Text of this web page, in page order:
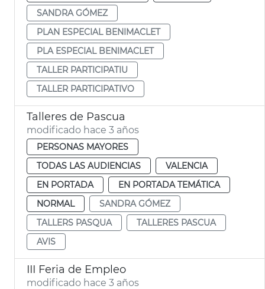
SANDRA GÓMEZ
PLAN ESPECIAL BENIMACLET
PLA ESPECIAL BENIMACLET
TALLER PARTICIPATIU
TALLER PARTICIPATIVO
Talleres de Pascua
modificado hace 3 años
PERSONAS MAYORES
TODAS LAS AUDIENCIAS
VALENCIA
EN PORTADA
EN PORTADA TEMÁTICA
NORMAL
SANDRA GÓMEZ
TALLERS PASQUA
TALLERES PASCUA
AVIS
III Feria de Empleo
modificado hace 3 años